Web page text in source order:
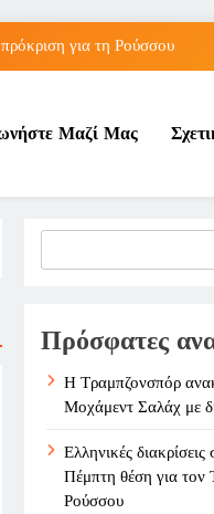
για τη Ρούσσου
σχέση με τον Ινφαντίνο
για τη Ρούσσου
Γκοφ στον τρίτο γύρο
Μαζί Μας
Πρόσφατες
Η Τραμπζονσπόρ
Μοχάμεντ Σαλάχ με
Ελληνικές
Πέμπτη θέση για τον
Ρούσσου